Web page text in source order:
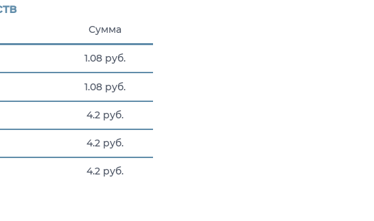
Сумма
1.08 руб.
1.08 руб.
4.2 руб.
4.2 руб.
4.2 руб.